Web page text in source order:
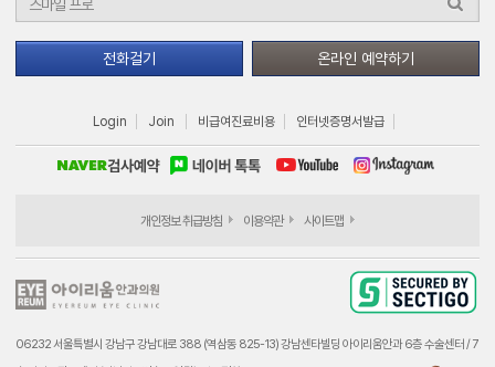
전화걸기 온라인 예약하기
Login Join 비급여진료비용 인터넷증명서발급
개인정보 취급방침 이용약관 사이트맵
06232 서울특별시 강남구 강남대로 388 (역삼동 825-13) 강남센타빌딩 아이리움안과 6층 수술센터 / 7